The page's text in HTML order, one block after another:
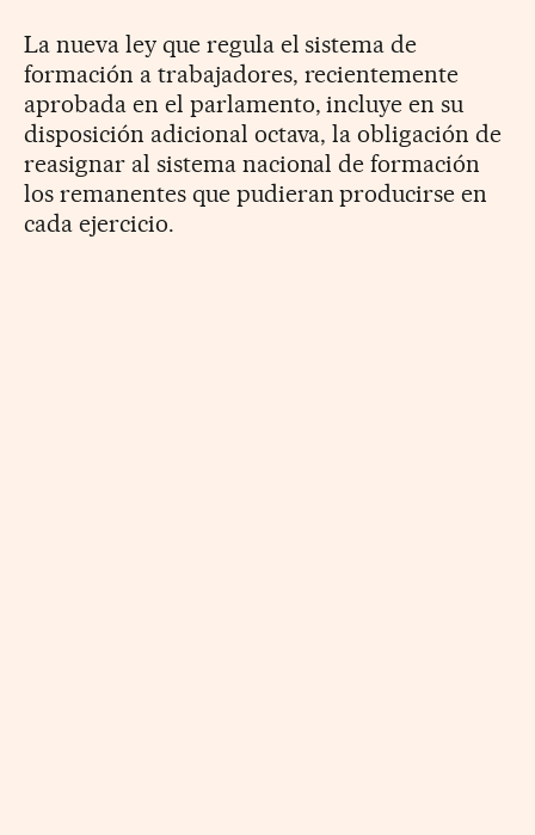
La nueva ley que regula el sistema de
formación a trabajadores, recientemente
aprobada en el parlamento, incluye en su
disposición adicional octava, la obligación de
reasignar al sistema nacional de formación
los remanentes que pudieran producirse en
cada ejercicio.